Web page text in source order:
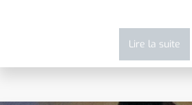
Lire la suite